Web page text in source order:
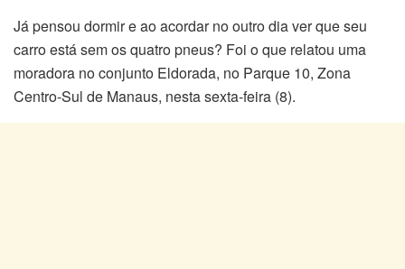
Já pensou dormir e ao acordar no outro dia ver que seu
carro está sem os quatro pneus? Foi o que relatou uma
moradora no conjunto Eldorada, no Parque 10, Zona
Centro-Sul de Manaus, nesta sexta-feira (8).